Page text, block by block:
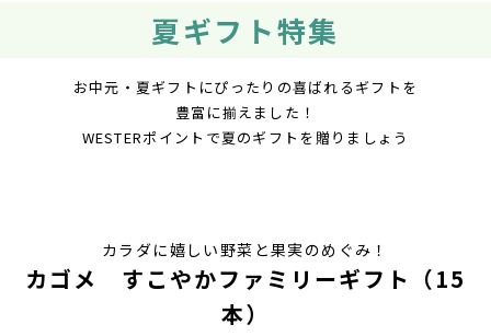
夏ギフト特集
お中元・夏ギフトにぴったりの喜ばれるギフトを
豊富に揃えました！
WESTERポイントで夏のギフトを贈りましょう
カラダに嬉しい野菜と果実のめぐみ！
カゴメ すこやかファミリーギフト（15
本）